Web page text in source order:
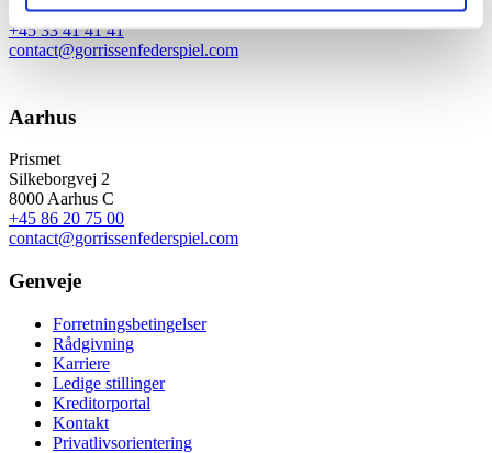
1609 København V
+45 33 41 41 41
contact@gorrissenfederspiel.com
Aarhus
Prismet
Silkeborgvej 2
8000 Aarhus C
+45 86 20 75 00
contact@gorrissenfederspiel.com
Genveje
Forretningsbetingelser
Rådgivning
Karriere
Ledige stillinger
Kreditorportal
Kontakt
Privatlivsorientering